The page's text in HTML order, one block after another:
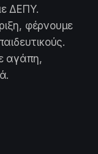
ΔΕΠΥ.
φέρνουμε
αγάπη,